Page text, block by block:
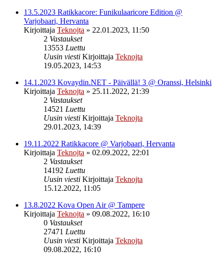
13.5.2023 Ratikkacore: Funikulaaricore Edition @
Varjobaari, Hervanta
Kirjoittaja Teknojta » 22.01.2023, 11:50
2 Vastaukset
13553 Luettu
Uusin viesti Kirjoittaja Teknojta
19.05.2023, 14:53
14.1.2023 Kovaydin.NET - Päivällä! 3 @ Oranssi, Helsinki
Kirjoittaja Teknojta » 25.11.2022, 21:39
2 Vastaukset
14521 Luettu
Uusin viesti Kirjoittaja Teknojta
29.01.2023, 14:39
19.11.2022 Ratikkacore @ Varjobaari, Hervanta
Kirjoittaja Teknojta » 02.09.2022, 22:01
2 Vastaukset
14192 Luettu
Uusin viesti Kirjoittaja Teknojta
15.12.2022, 11:05
13.8.2022 Kova Open Air @ Tampere
Kirjoittaja Teknojta » 09.08.2022, 16:10
0 Vastaukset
27471 Luettu
Uusin viesti Kirjoittaja Teknojta
09.08.2022, 16:10